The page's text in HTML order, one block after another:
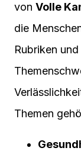
von Volle
die
Rubriken
Themen